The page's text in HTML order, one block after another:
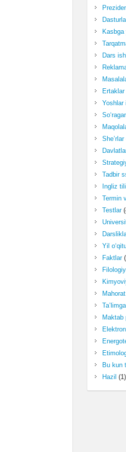
Dars
Ertaklar
Yoshlar
She’rlar
Tadbir
Ingliz
Termin
Testlar
Yil
Faktlar
Maktab
Bu kun
Hazil (1)